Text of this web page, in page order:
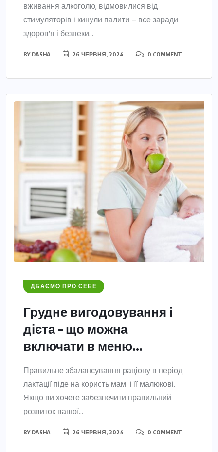
вживання алкоголю, відмовилися від
стимуляторів і кинули палити – все заради
здоров’я і безпеки...
BY DASHA 26 ЧЕРВНЯ, 2024 0 COMMENT
ДБАЄМО ПРО СЕБЕ
Грудне вигодовування і
дієта – що можна
включати в меню...
Правильне збалансування раціону в період
лактації піде на користь мамі і її малюкові.
Якщо ви хочете забезпечити правильний
розвиток вашої...
BY DASHA 26 ЧЕРВНЯ, 2024 0 COMMENT